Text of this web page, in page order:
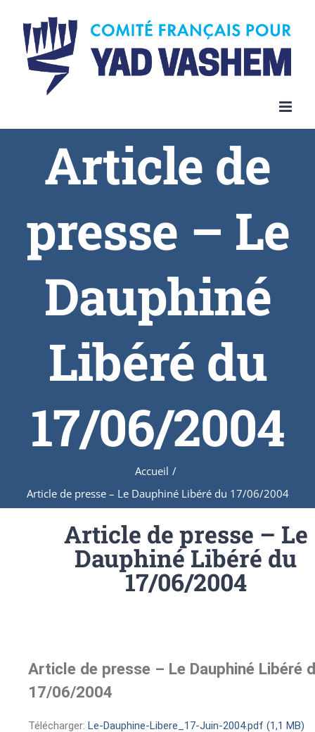
Article de
presse – Le
Dauphiné
Libéré du
17/06/2004
Accueil /
Article de presse – Le Dauphiné Libéré du 17/06/2004
Article de presse – Le
Dauphiné Libéré du
17/06/2004
Article de presse – Le Dauphiné Libéré
17/06/2004
Télécharger: Le-Dauphine-Libere_17-Juin-2004.pdf (1,1 MB)